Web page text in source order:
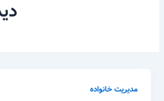
مدیریت خانواده